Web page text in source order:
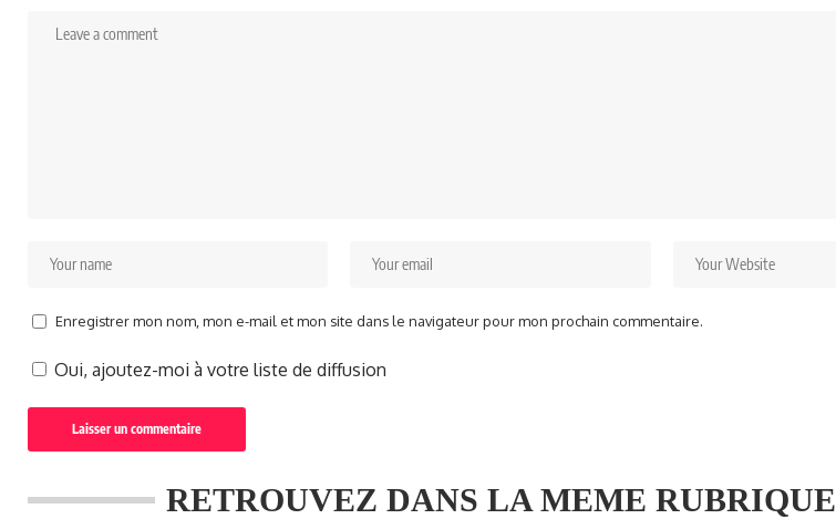
Enregistrer mon nom, mon e-mail et mon site dans le navigateur pour mon prochain commentaire.
Oui, ajoutez-moi à votre liste de diffusion
RETROUVEZ DANS LA MEME RUBRIQUE